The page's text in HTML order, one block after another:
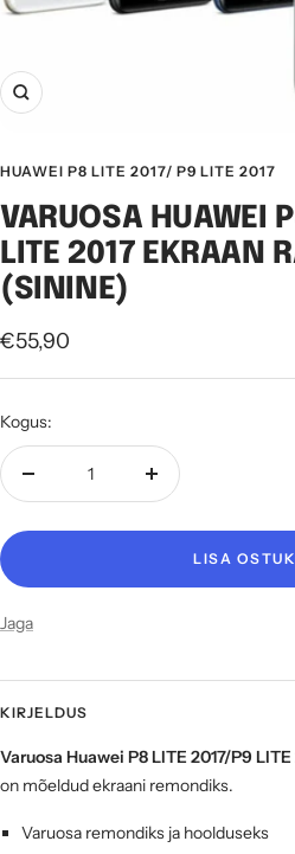
Suurenda
HUAWEI P8 LITE 2017/ P9 LITE 2017
VARUOSA HUAWEI
LITE 2017 EKRAAN
(SININE)
Soodushind
€55,90
Kogus:
Vähenda
Suurenda
LISA
Jaga
KIRJELDUS
Varuosa Huawei P8 LITE 2017/P9
on mõeldud ekraani remondiks.
Varuosa remondiks ja hoolduseks